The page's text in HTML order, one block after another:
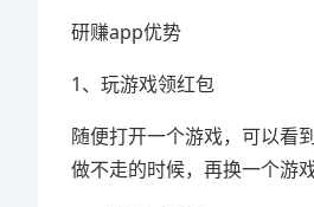
研赚app优势
1、玩游戏领红包
随便打开一个游戏，可以看
做不走的时候，再换一个游